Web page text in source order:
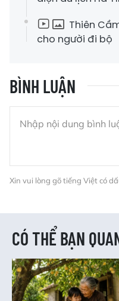
Thiên
cho người đi bộ
BÌNH LUẬN
Xin vui lòng gõ tiếng Việt có
CÓ THỂ BẠN